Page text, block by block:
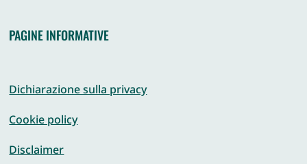
PAGINE INFORMATIVE
Dichiarazione sulla privacy
Cookie policy
Disclaimer